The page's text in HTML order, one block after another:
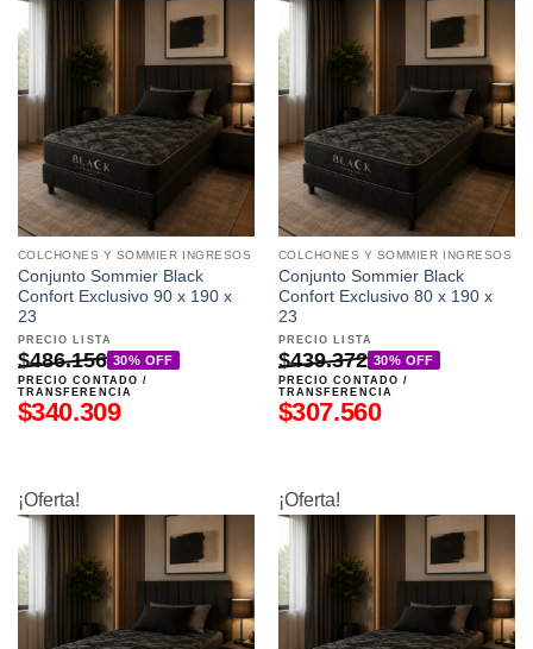
COLCHONES Y SOMMIER INGRESOS
Conjunto Sommier Black
Confort Exclusivo 90 x 190 x
23
PRECIO LISTA
$486.156 30% OFF
PRECIO CONTADO /
TRANSFERENCIA
$340.309
COLCHONES Y SOMMIER INGRESOS
Conjunto Sommier Black
Confort Exclusivo 80 x 190 x
23
PRECIO LISTA
$439.372 30% OFF
PRECIO CONTADO /
TRANSFERENCIA
$307.560
¡Oferta! ¡Oferta!